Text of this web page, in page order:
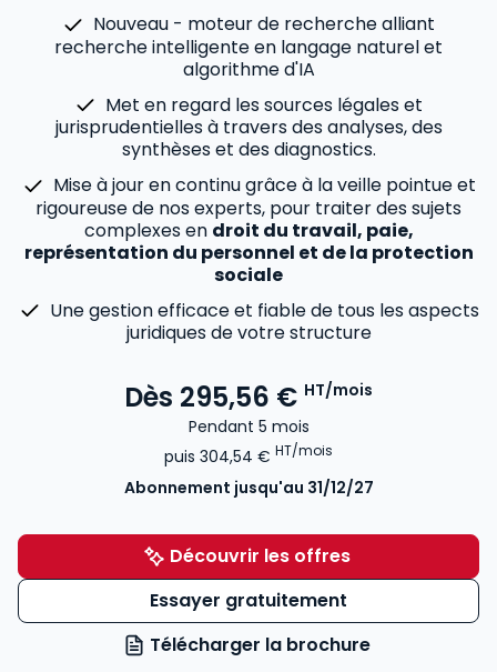
Nouveau - moteur de recherche alliant
recherche intelligente en langage naturel et
algorithme d'IA
Met en regard les sources légales et
jurisprudentielles à travers des analyses, des
synthèses et des diagnostics.
Mise à jour en continu grâce à la veille pointue et
rigoureuse de nos experts, pour traiter des sujets
complexes en droit du travail, paie,
représentation du personnel et de la protection
sociale
Une gestion efficace et fiable de tous les aspects
juridiques de votre structure
Dès 295,56 € HT/mois
Pendant 5 mois
puis 304,54 € HT/mois
Abonnement jusqu'au 31/12/27
Découvrir les offres
Essayer gratuitement
Télécharger la brochure